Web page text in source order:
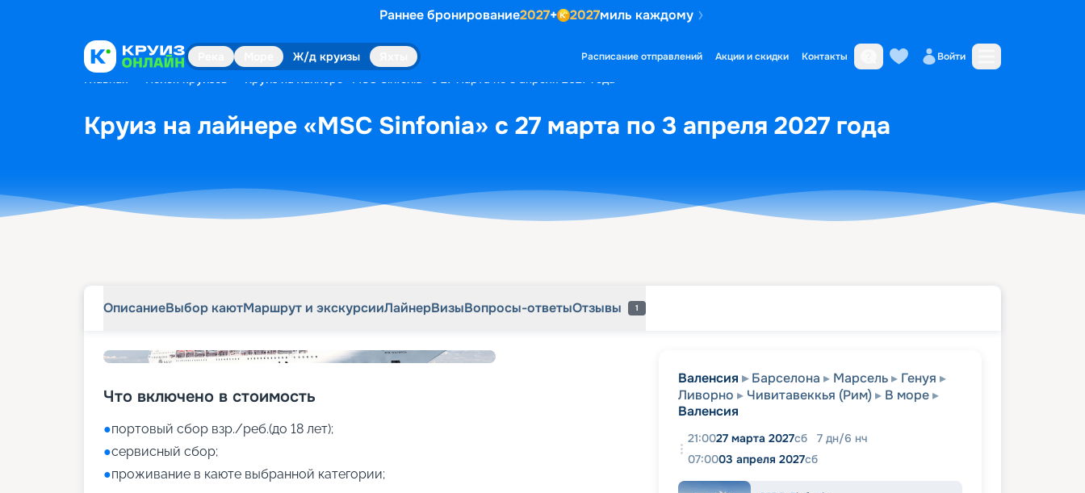
Раннее бронирование2027+ 2027миль каждому
Ж/д круизы Расписание отправлений Акции и скидки Контакты Войти
Главная Поиск круизов Круиз на лайнере «MSC Sinfonia» с 27 марта по 3 апреля 2027 года
Круиз на лайнере «MSC Sinfonia» с 27 марта по 3 апреля 2027 года
ОписаниеВыбор каютМаршрут и экскурсииЛайнерВизыВопросы-ответыОтзывы 1
Что включено в стоимость
●портовый сбор взр./реб.(до 18 лет);
●сервисный сбор;
●проживание в каюте выбранной категории;
Валенсия Барселона Марсель
Генуя
Ливорно
Чивитавеккья (Рим)
В море
Валенсия
21:0027 марта 2027сб 7 дн/6 нч
07:0003 апреля 2027сб